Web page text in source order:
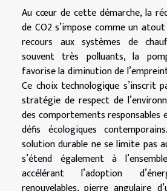
Au cœur de cette démarche, la
de CO2 s’impose comme un
recours aux systèmes de
souvent très polluants, la
favorise la diminution de
Ce choix technologique s’inscrit
stratégie de respect de
des comportements responsables
défis écologiques
solution durable ne se limite pas
s’étend également à
accélérant l’adoption